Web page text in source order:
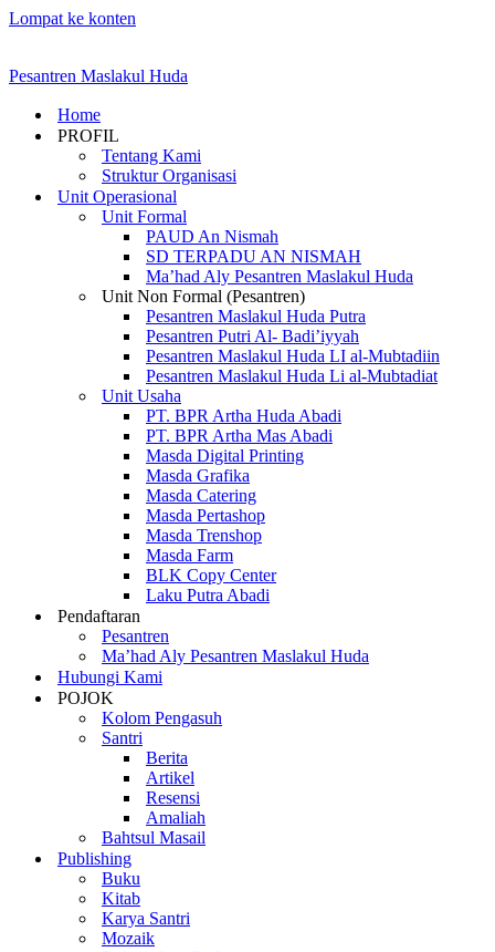
Lompat ke konten
Pesantren Maslakul Huda
Home
PROFIL
Tentang Kami
Struktur Organisasi
Unit Operasional
Unit Formal
PAUD An Nismah
SD TERPADU AN NISMAH
Ma’had Aly Pesantren Maslakul Huda
Unit Non Formal (Pesantren)
Pesantren Maslakul Huda Putra
Pesantren Putri Al- Badi’iyyah
Pesantren Maslakul Huda LI al-Mubtadiin
Pesantren Maslakul Huda Li al-Mubtadiat
Unit Usaha
PT. BPR Artha Huda Abadi
PT. BPR Artha Mas Abadi
Masda Digital Printing
Masda Grafika
Masda Catering
Masda Pertashop
Masda Trenshop
Masda Farm
BLK Copy Center
Laku Putra Abadi
Pendaftaran
Pesantren
Ma’had Aly Pesantren Maslakul Huda
Hubungi Kami
POJOK
Kolom Pengasuh
Santri
Berita
Artikel
Resensi
Amaliah
Bahtsul Masail
Publishing
Buku
Kitab
Karya Santri
Mozaik